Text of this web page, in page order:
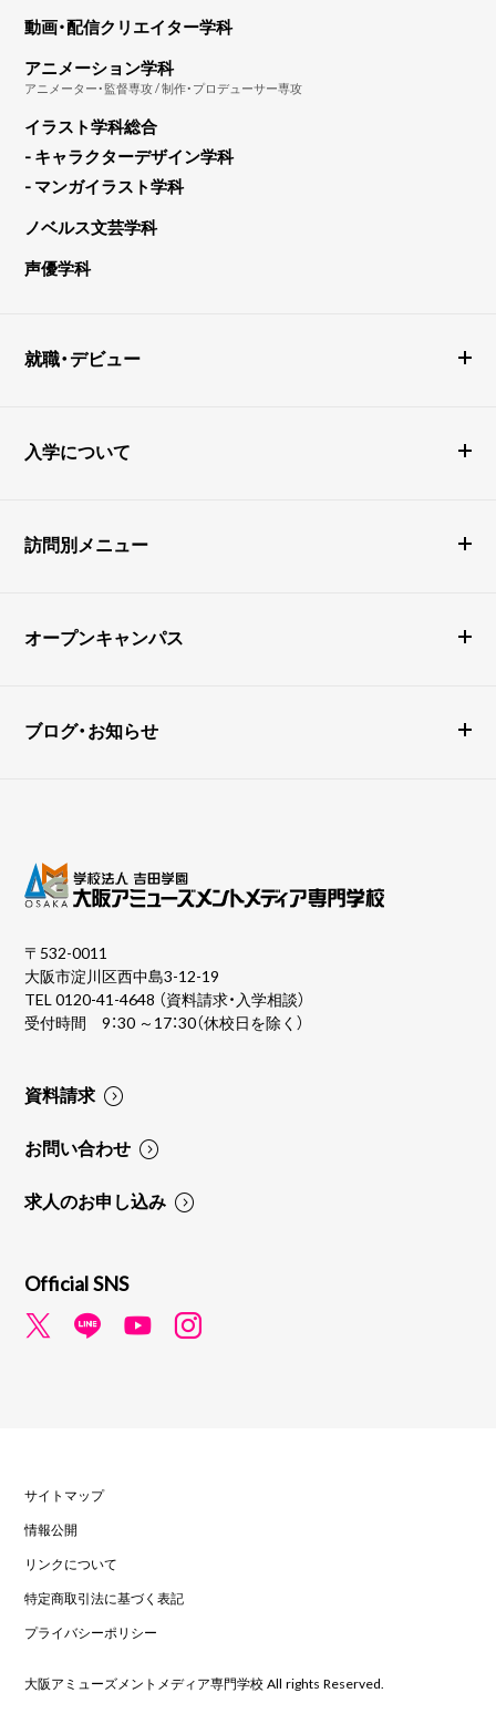
動画・配信クリエイター学科
アニメーション学科
アニメーター・監督専攻 / 制作・プロデューサー専攻
イラスト学科総合
- キャラクターデザイン学科
- マンガイラスト学科
ノベルス文芸学科
声優学科
就職・デビュー
入学について
訪問別メニュー
オープンキャンパス
ブログ・お知らせ
〒532-0011
大阪市淀川区西中島3-12-19
TEL0120-41-4648 （資料請求・入学相談）
受付時間 9：30 ～17：30（休校日を除く）
資料請求
お問い合わせ
求人のお申し込み
Official SNS
サイトマップ
情報公開
リンクについて
特定商取引法に基づく表記
プライバシーポリシー
大阪アミューズメントメディア専門学校 All rights Reserved.